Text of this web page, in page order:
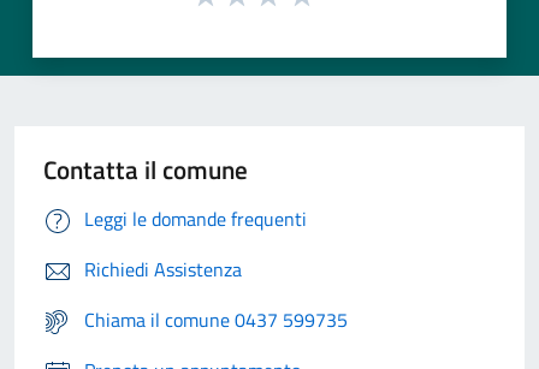
Contatta il comune
Leggi le domande frequenti
Richiedi Assistenza
Chiama il comune 0437 599735